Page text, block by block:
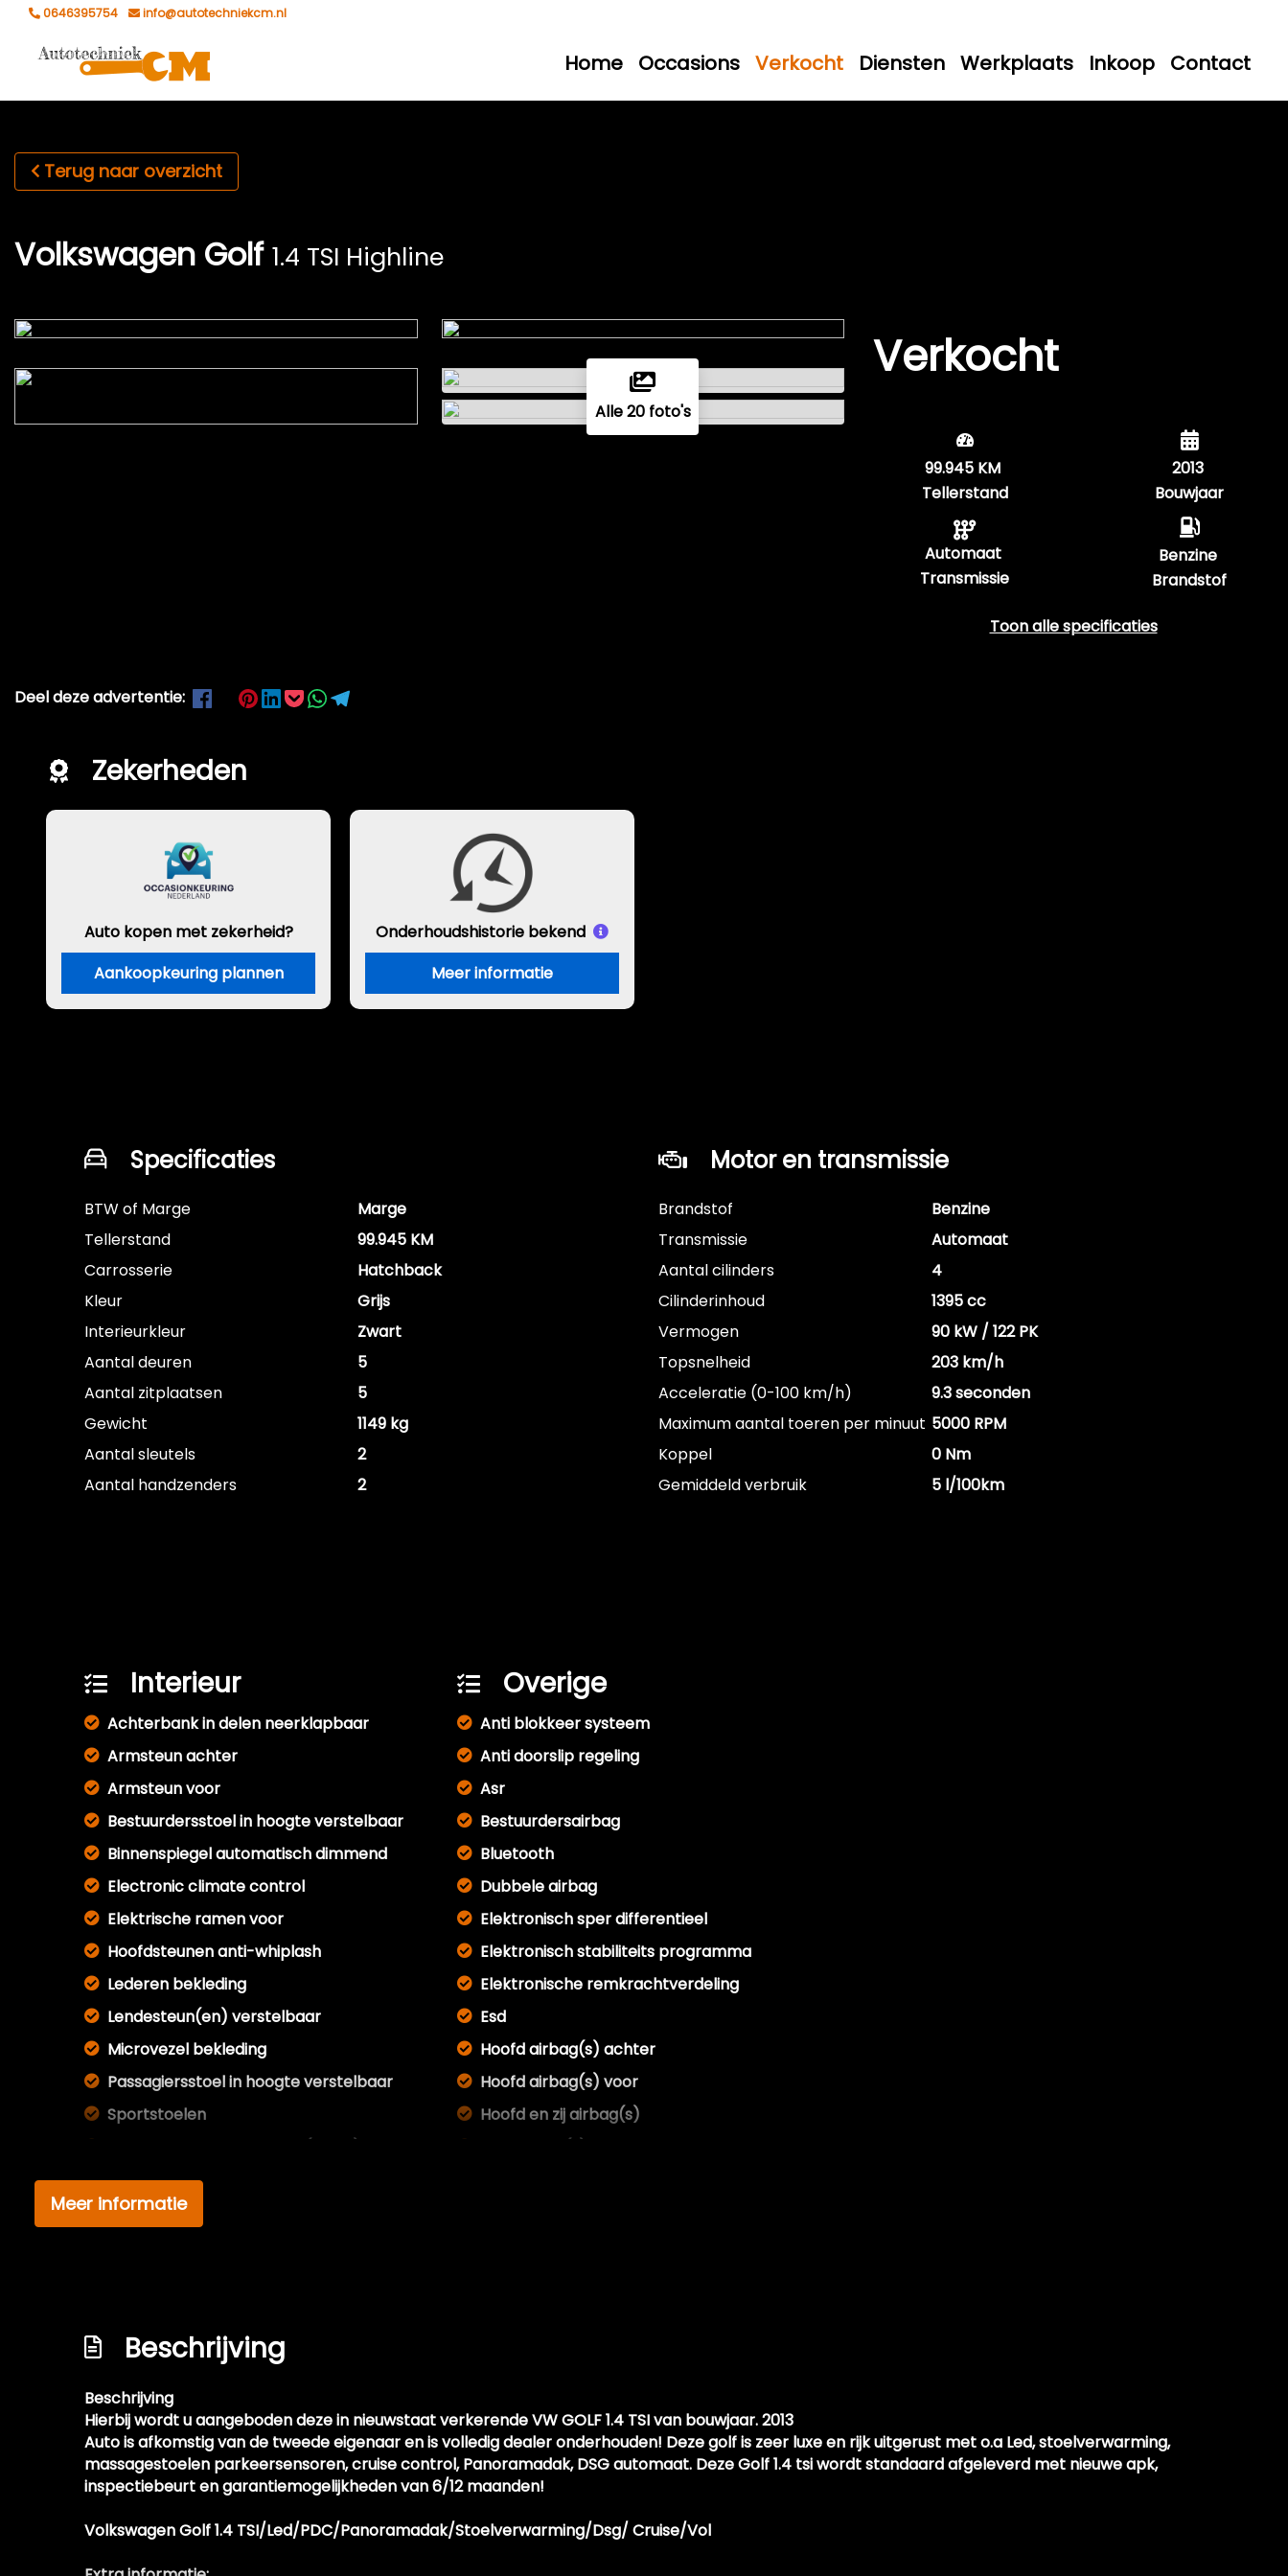
0646395754 info@autotechniekcm.nl
Home Occasions Verkocht Diensten Werkplaats Inkoop Contact
Terug naar overzicht
Volkswagen Golf 1.4 TSI Highline
Alle 20 foto's
Verkocht
99.945 KM
Tellerstand
Automaat
Transmissie
2013
Bouwjaar
Benzine
Brandstof
Toon alle specificaties
Deel deze advertentie:
Zekerheden
Auto kopen met zekerheid?
Aankoopkeuring plannen
Onderhoudshistorie bekend
Meer informatie
Specificaties
BTW of Marge
Marge
Tellerstand
99.945 KM
Carrosserie
Hatchback
Kleur
Grijs
Interieurkleur
Zwart
Aantal deuren
5
Aantal zitplaatsen
5
Gewicht
1149 kg
Aantal sleutels
2
Aantal handzenders
2
Motor en transmissie
Brandstof
Benzine
Transmissie
Automaat
Aantal cilinders
4
Cilinderinhoud
1395 cc
Vermogen
90 kW / 122 PK
Topsnelheid
203 km/h
Acceleratie (0-100 km/h)
9.3 seconden
Maximum aantal toeren per minuut 5000 RPM
Koppel
0 Nm
Gemiddeld verbruik
5 l/100km
Interieur
Achterbank in delen neerklapbaar
Armsteun achter
Armsteun voor
Bestuurdersstoel in hoogte verstelbaar
Binnenspiegel automatisch dimmend
Electronic climate control
Elektrische ramen voor
Hoofdsteunen anti-whiplash
Lederen bekleding
Lendesteun(en) verstelbaar
Microvezel bekleding
Passagiersstoel in hoogte verstelbaar
Sportstoelen
Stuur leder en multifunctioneel
Stuur verstelbaar
Overige
Anti blokkeer systeem
Anti doorslip regeling
Asr
Bestuurdersairbag
Bluetooth
Dubbele airbag
Elektronisch sper differentieel
Elektronisch stabiliteits programma
Elektronische remkrachtverdeling
Esd
Hoofd airbag(s) achter
Hoofd airbag(s) voor
Hoofd en zij airbag(s)
Dimlichten automatisch
Extra getint glas achter
Lichtmetalen velgen 18"
Mistlampen voor
Meer informatie
Beschrijving
Beschrijving
Hierbij wordt u aangeboden deze in nieuwstaat verkerende VW GOLF 1.4 TSI van bouwjaar. 2013
Auto is afkomstig van de tweede eigenaar en is volledig dealer onderhouden! Deze golf is zeer luxe en rijk uitgerust met o.a Led, stoelverwarming,
massagestoelen parkeersensoren, cruise control, Panoramadak, DSG automaat. Deze Golf 1.4 tsi wordt standaard afgeleverd met nieuwe apk,
inspectiebeurt en garantiemogelijkheden van 6/12 maanden!
Volkswagen Golf 1.4 TSI/Led/PDC/Panoramadak/Stoelverwarming/Dsg/ Cruise/Vol